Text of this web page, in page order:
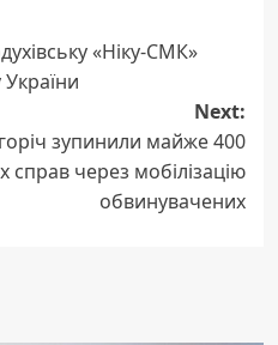
«Ніку-СМК»
України
Next:
зупинили майже 400
справ через мобілізацію
обвинувачених